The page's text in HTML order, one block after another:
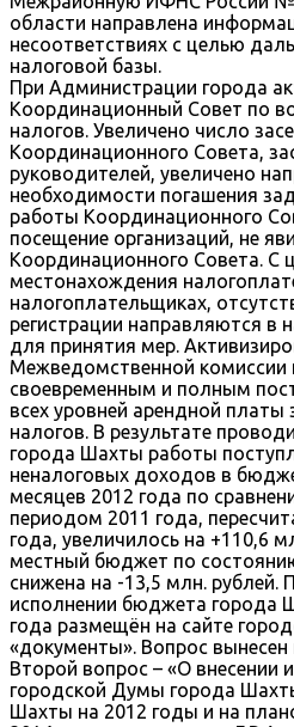
области направлена
несоответствиях с целью
налоговой базы.
При Администрации города
Координационный Совет по
налогов. Увеличено число
Координационного Совета,
руководителей, увеличено
необходимости погашения
работы Координационного
посещение организаций, не
Координационного Совета. С
местонахождения
налогоплательщиках,
регистрации направляются в
для принятия мер.
Межведомственной комиссии
своевременным и полным
всех уровней арендной платы
налогов. В результате
города Шахты работы
неналоговых доходов в
месяцев 2012 года по
периодом 2011 года,
года, увеличилось на +110,6
местный бюджет по
снижена на -13,5 млн. рублей.
исполнении бюджета города
года размещён на сайте
«документы». Вопрос
Второй вопрос – «О внесении
городской Думы города
Шахты на 2012 годы и на